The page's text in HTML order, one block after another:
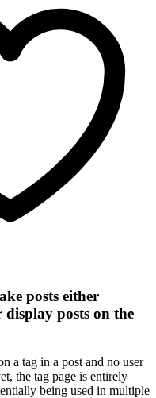
posts either
display posts on the
a tag in a post and no user
the tag page is entirely
being used in multiple